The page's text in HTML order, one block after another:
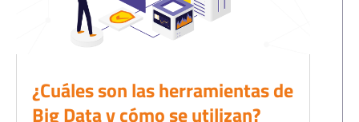
¿Cuáles son las herramientas de
Big Data y cómo se utilizan?